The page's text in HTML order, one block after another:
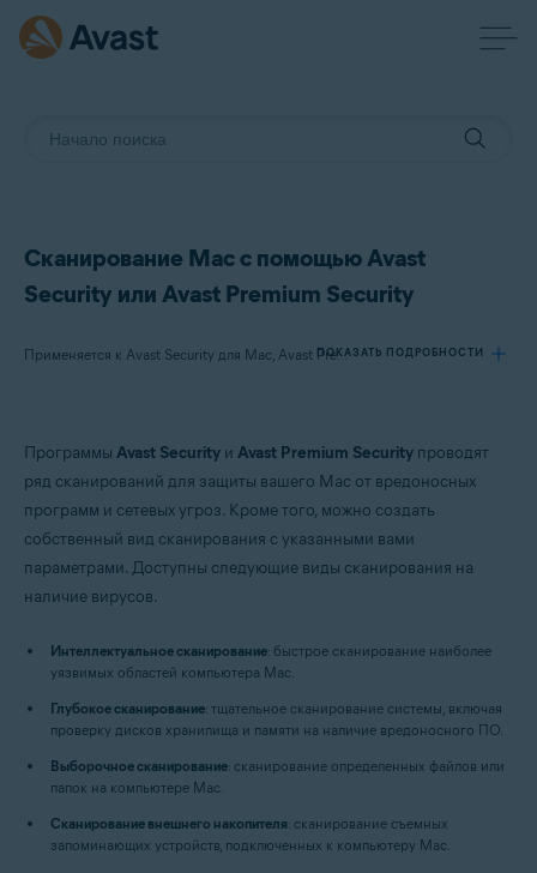
Сканирование Mac с помощью Avast
Security или Avast Premium Security
Применяется к Avast Security для Mac, Avast Premium Security для Mac
ПОКАЗАТЬ ПОДРОБНОСТИ
Avast Security 15.x для Mac
Операционные системы:
Apple macOS 11.x (Big Sur)
Apple macOS 10.14.x (Mojave)
Apple macOS 10.13.x (High Sierra)
Apple Mac OS X 10.11.x (El Capitan)
Программы Avast Security и Avast Premium Security проводят
ряд сканирований для защиты вашего Mac от вредоносных
программ и сетевых угроз. Кроме того, можно создать
собственный вид сканирования с указанными вами
параметрами. Доступны следующие виды сканирования на
наличие вирусов.
Интеллектуальное сканирование: быстрое сканирование наиболее
уязвимых областей компьютера Mac.
Глубокое сканирование: тщательное сканирование системы, включая
проверку дисков хранилища и памяти на наличие вредоносного ПО.
Выборочное сканирование: сканирование определенных файлов или
папок на компьютере Mac.
Сканирование внешнего накопителя: сканирование съемных
запоминающих устройств, подключенных к компьютеру Mac.